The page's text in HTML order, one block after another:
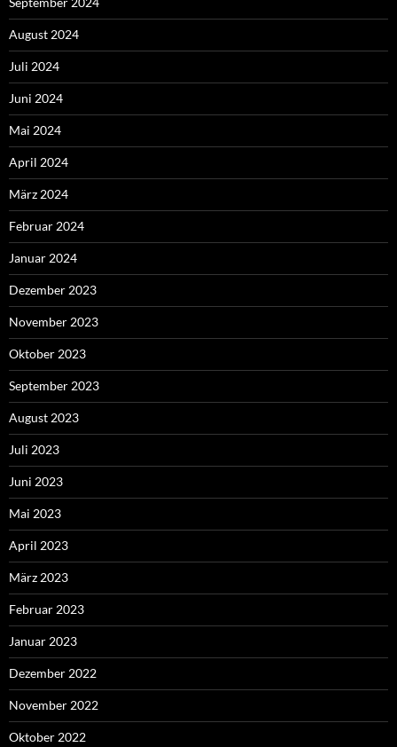
August 2024
Juli 2024
Juni 2024
Mai 2024
April 2024
März 2024
Februar 2024
Januar 2024
Dezember 2023
November 2023
Oktober 2023
September 2023
August 2023
Juli 2023
Juni 2023
Mai 2023
April 2023
März 2023
Februar 2023
Januar 2023
Dezember 2022
November 2022
Oktober 2022